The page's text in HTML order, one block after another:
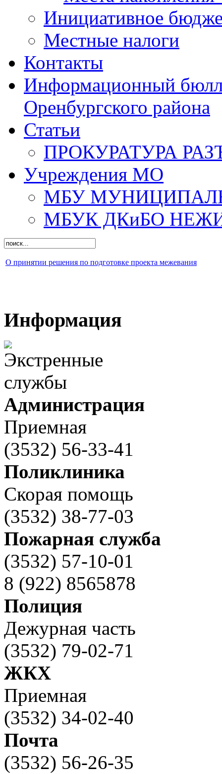
Инициативное
Местные налоги
Контакты
Информационный
Оренбургского района
Статьи
ПРОКУРАТУРА
Учреждения МО
МБУ
МБУК ДКиБО
О принятии решения по подготовке проекта межевания
Информация
Администрация
Приемная
(3532) 56-33-41
Поликлиника
Скорая помощь
(3532) 38-77-03
Пожарная служба
(3532) 57-10-01
8 (922) 8565878
Полиция
Дежурная часть
(3532) 79-02-71
ЖКХ
Приемная
(3532) 34-02-40
Почта
(3532) 56-26-35